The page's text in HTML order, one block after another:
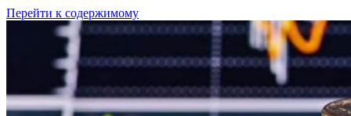
Перейти к содержимому